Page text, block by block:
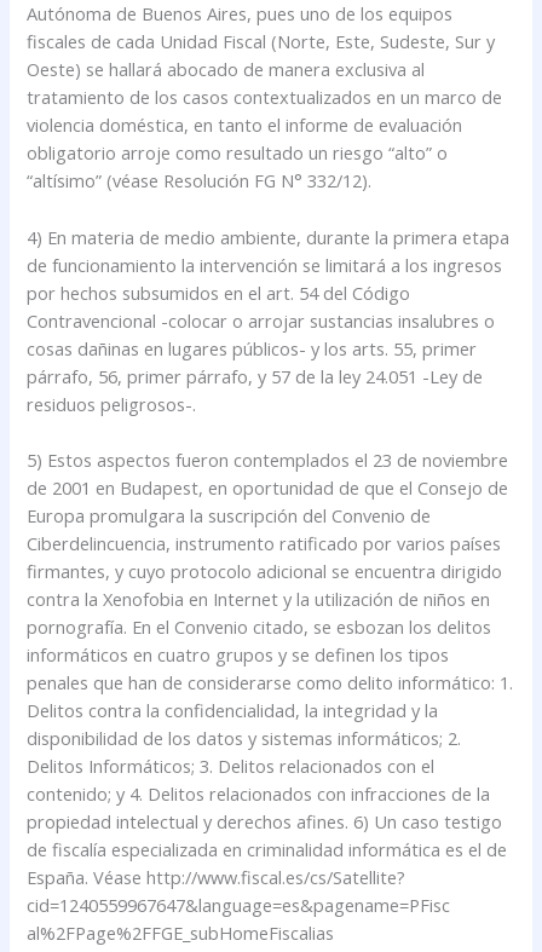
Autónoma de Buenos Aires, pues uno de los equipos
fiscales de cada Unidad Fiscal (Norte, Este, Sudeste, Sur y
Oeste) se hallará abocado de manera exclusiva al
tratamiento de los casos contextualizados en un marco de
violencia doméstica, en tanto el informe de evaluación
obligatorio arroje como resultado un riesgo “alto” o
“altísimo” (véase Resolución FG N° 332/12).
4) En materia de medio ambiente, durante la primera etapa
de funcionamiento la intervención se limitará a los ingresos
por hechos subsumidos en el art. 54 del Código
Contravencional -colocar o arrojar sustancias insalubres o
cosas dañinas en lugares públicos- y los arts. 55, primer
párrafo, 56, primer párrafo, y 57 de la ley 24.051 -Ley de
residuos peligrosos-.
5) Estos aspectos fueron contemplados el 23 de noviembre
de 2001 en Budapest, en oportunidad de que el Consejo de
Europa promulgara la suscripción del Convenio de
Ciberdelincuencia, instrumento ratificado por varios países
firmantes, y cuyo protocolo adicional se encuentra dirigido
contra la Xenofobia en Internet y la utilización de niños en
pornografía. En el Convenio citado, se esbozan los delitos
informáticos en cuatro grupos y se definen los tipos
penales que han de considerarse como delito informático: 1.
Delitos contra la confidencialidad, la integridad y la
disponibilidad de los datos y sistemas informáticos; 2.
Delitos Informáticos; 3. Delitos relacionados con el
contenido; y 4. Delitos relacionados con infracciones de la
propiedad intelectual y derechos afines. 6) Un caso testigo
de fiscalía especializada en criminalidad informática es el de
España. Véase http://www.fiscal.es/cs/Satellite?
cid=1240559967647&language=es&pagename=PFisc
al%2FPage%2FFGE_subHomeFiscalias